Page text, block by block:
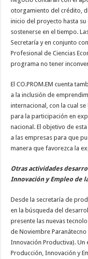
otorgamiento del crédito,
inicio del proyecto hasta
sostenerse en el tiempo.
Secretaría y en conjunto
Profesional de Ciencias
programa no tener
El CO.PROM.EM cuenta
a la inclusión de
internacional, con la cual
para la participación en
nacional. El objetivo de
a las empresas para que
manera que favorezca la
Otras actividades
Innovación y Empleo de
Desde la secretaría de
en la búsqueda del
presente las nuevas
de Noviembre
Innovación Productiva).
Producción, Innovación y